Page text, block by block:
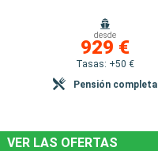
desde
929 €
Tasas: +50 €
Pensión completa
VER LAS OFERTAS